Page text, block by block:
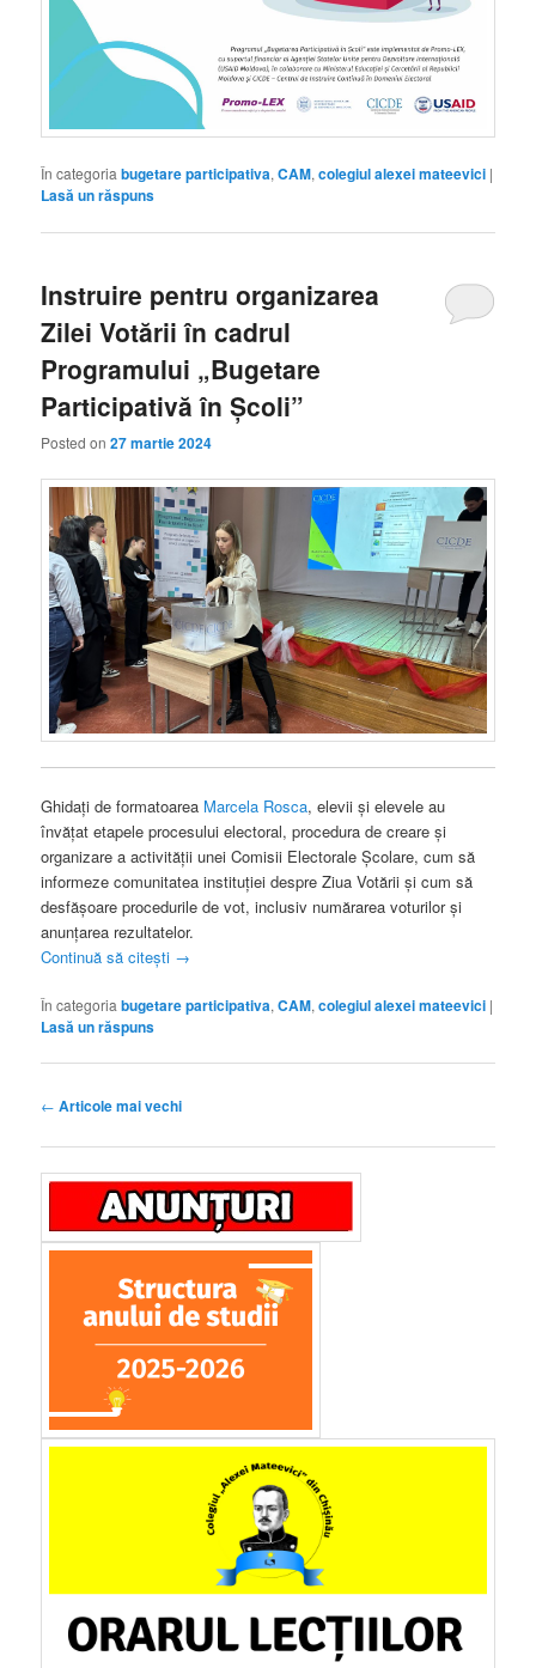
În categoriabugetare participativa,CAM,colegiul alexei mateevici |
Lasă un răspuns
Instruire pentru organizarea
Zilei Votării în cadrul
Programului „Bugetare
Participativă în Școli”
Posted on27 martie 2024
Ghidați de formatoarea Marcela Rosca, elevii și elevele au
învățat etapele procesului electoral, procedura de creare și
organizare a activității unei Comisii Electorale Școlare, cum să
informeze comunitatea instituției despre Ziua Votării și cum să
desfășoare procedurile de vot, inclusiv numărarea voturilor și
anunțarea rezultatelor.
Continuă să citești →
În categoria bugetare participativa,CAM,colegiul alexei mateevici |
Lasă un răspuns
Navigare
← Articole mai vechi